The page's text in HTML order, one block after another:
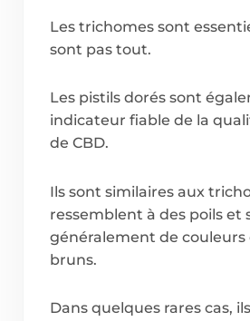
Les trichomes sont
sont pas tout.
Les pistils dorés sont
indicateur fiable de la
de CBD.
Ils sont similaires aux
ressemblent à des poils et
généralement de couleurs
bruns.
Dans quelques rares cas,